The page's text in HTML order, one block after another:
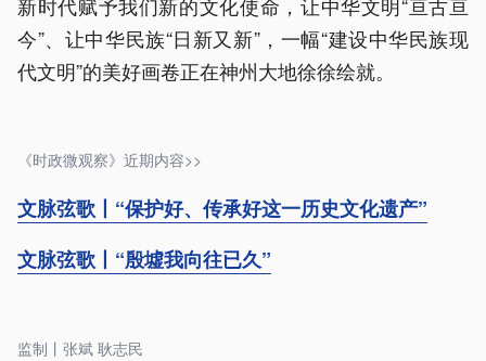
新时代赋予我们新的文化使命，让中华文明“亘古亘
今”、让中华民族“日新又新”，一幅“建设中华民族现
代文明”的美好画卷正在神州大地徐徐绘就。
《时政微观察》近期内容>>
文脉弦歌丨“保护好、传承好这一历史文化遗产”
文脉弦歌丨“殷墟我向往已久”
监制丨张斌 耿志民